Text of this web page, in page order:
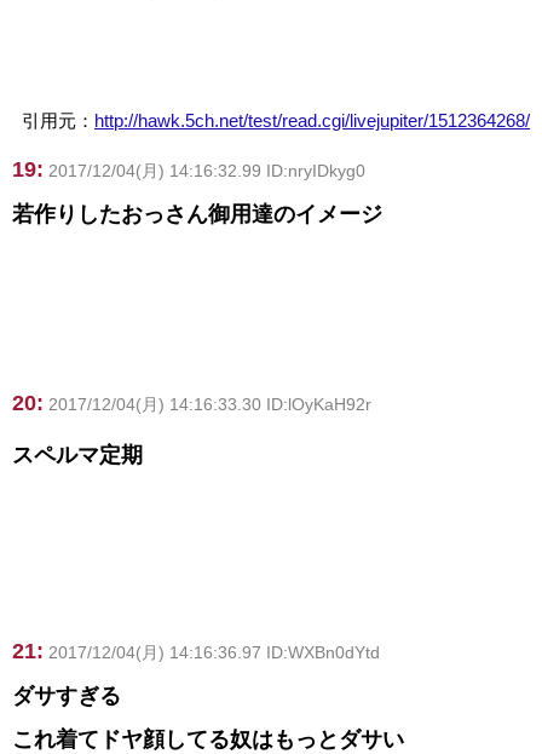
引用元： http://hawk.5ch.net/test/read.cgi/livejupiter/1512364268/
19: 2017/12/04(月) 14:16:32.99 ID:nryIDkyg0
若作りしたおっさん御用達のイメージ
20: 2017/12/04(月) 14:16:33.30 ID:lOyKaH92r
スペルマ定期
21: 2017/12/04(月) 14:16:36.97 ID:WXBn0dYtd
ダサすぎる
これ着てドヤ顔してる奴はもっとダサい